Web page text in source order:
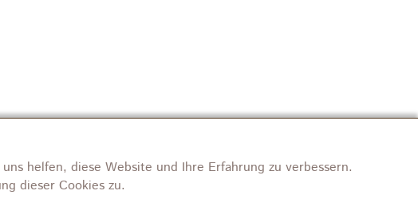
helfen, diese Website und Ihre Erfahrung zu verbessern.
dieser Cookies zu.